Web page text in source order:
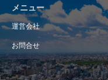
メニュー
運営会社
お問合せ